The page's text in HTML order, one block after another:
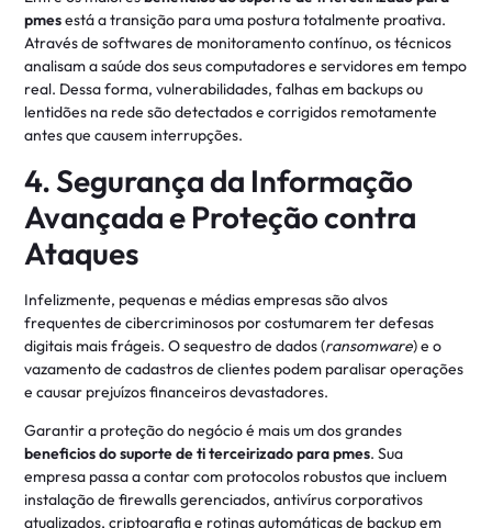
pmesestá a transição para uma postura totalmente proativa.
Através de softwares de monitoramento contínuo, os técnicos
analisam a saúde dos seus computadores e servidores em tempo
real. Dessa forma, vulnerabilidades, falhas em backups ou
lentidões na rede são detectados e corrigidos remotamente
antes que causem interrupções.
4. Segurança da Informação
Avançada e Proteção contra
Ataques
Infelizmente, pequenas e médias empresas são alvos
frequentes de cibercriminosos por costumarem ter defesas
digitais mais frágeis. O sequestro de dados (ransomware) e o
vazamento de cadastros de clientes podem paralisar operações
e causar prejuízos financeiros devastadores.
Garantir a proteção do negócio é mais um dos grandes
beneficios do suporte de ti terceirizado para pmes. Sua
empresa passa a contar com protocolos robustos que incluem
instalação de firewalls gerenciados, antivírus corporativos
atualizados, criptografia e rotinas automáticas de backup em